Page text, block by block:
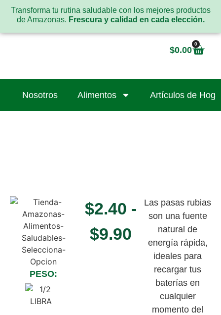
Transforma tu rutina saludable con los mejores productos
de Amazonas. Frescura y calidad en cada elección.
$0.00
0
Nosotros Alimentos Artículos de
PESO:
$2.40 -
$9.90
Las pasas rubias
son una fuente
natural de
energía rápida,
ideales para
recargar tus
baterías en
cualquier
momento del